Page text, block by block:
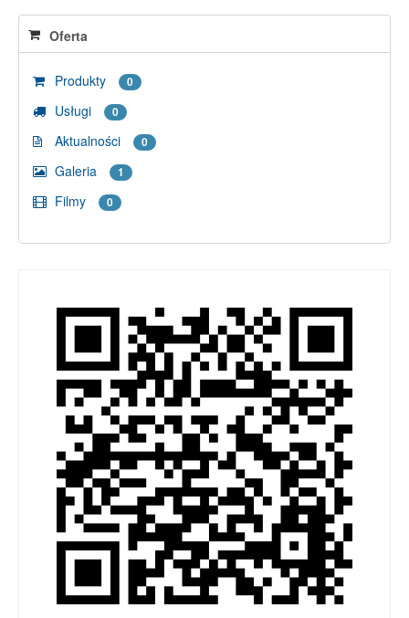
Oferta
Produkty 0
Usługi 0
Aktualności 0
Galeria 1
Filmy 0